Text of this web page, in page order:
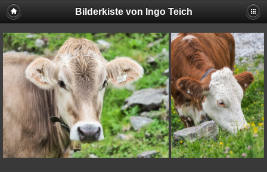
Bilderkiste von Ingo Teich